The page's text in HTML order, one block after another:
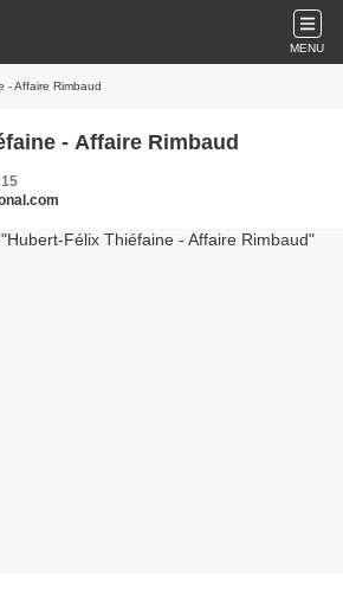
MENU
- Affaire Rimbaud
- Affaire Rimbaud